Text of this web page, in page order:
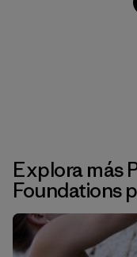
Explora más
Foundations